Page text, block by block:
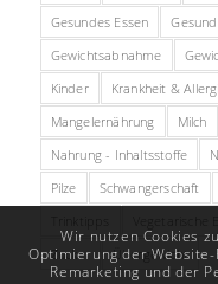
Gesundes Essen
Gewichtsabnahme
Kinder
Krankheit &
Mangelernährung
Milch
Nahrung - Inhaltsstoffe
Pilze
Schwangerschaft
Zucker
Übergewicht
Wir nutzen Cookies
Optimierung der
Remarketing und der